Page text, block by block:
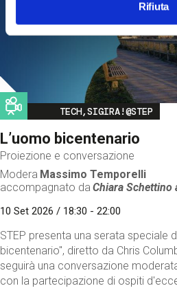
Rifiuta
Image
TECH,SIGIRA!@STEP
L’uomo bicentenario
Proiezione e conversazione
Modera Massimo Temporelli
accompagnato da Chiara Schettino
10 Set 2026 / 18:30 - 22:00
STEP presenta una serata speciale
bicentenario", diretto da Chris
seguirà una conversazione
con la partecipazione di ospiti